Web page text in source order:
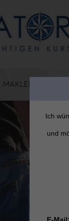
MAKLERPORTAL
Ich
und
E-Mail: